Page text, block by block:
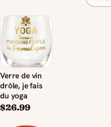
Verre de vin
drôle, je fais
du yoga
$26.99